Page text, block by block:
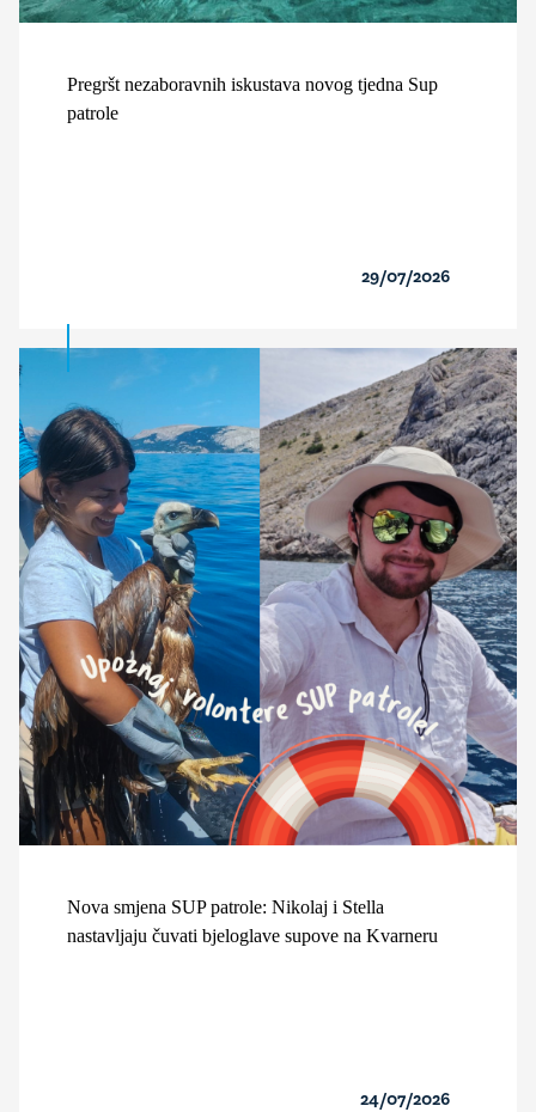
Pregršt nezaboravnih iskustava novog tjedna Sup
patrole
29/07/2026
Nova smjena SUP patrole: Nikolaj i Stella
nastavljaju čuvati bjeloglave supove na Kvarneru
24/07/2026